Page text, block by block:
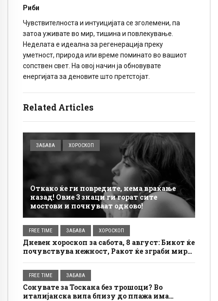
Related Articles
ЗАБАВА ХОРОСКОП
Откако ќе ги повредите, нема враќање
назад! Овие 3 знаци ги горат сите
мостови и почнуваат одново!
FREE TIME ЗАБАВА ХОРОСКОП
Дневен хороскоп за сабота, 8 август: Бикот ќе
почувствува нежност, Ракот ќе зграби мир
FREE TIME ЗАБАВА
Сонувате за Тоскана без трошоци? Во
италијанска вила близу до плажа има
Риби
Чувствителноста и интуицијата се зголемени, па
затоа уживате во мир, тишина и повлекување.
Неделата е идеална за регенерација преку
уметност, природа или време поминато во вашиот
сопствен свет. На овој начин ја обновувате
енергијата за деновите што претстојат.